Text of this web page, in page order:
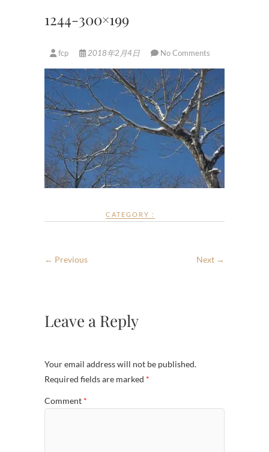
1244-300×199
fcp 2018年2月4日 No Comments
CATEGORY :
← Previous Next →
Leave a Reply
Your email address will not be published.
Required fields are marked *
Comment *